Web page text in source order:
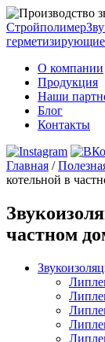
Стройполимер
О компании
Продукция
Наши
Блог
Контакты
Главная /
котельной в
частном